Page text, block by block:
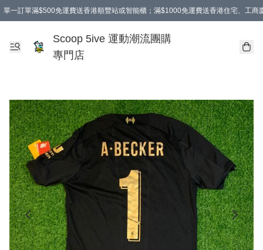
單一訂單滿$500免運費送香港順豐站或智能櫃；滿$1000免運費送香港住宅、工商
Scoop 5ive 運動潮流團購
專門店